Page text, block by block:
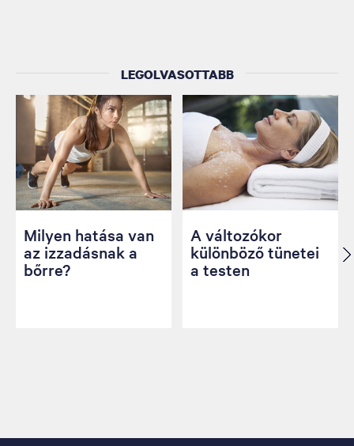
LEGOLVASOTTABB
Milyen hatása van
az izzadásnak a
bőrre?
A változókor
különböző tünetei
a testen